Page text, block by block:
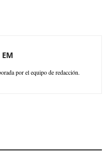
por el equipo de redacción.